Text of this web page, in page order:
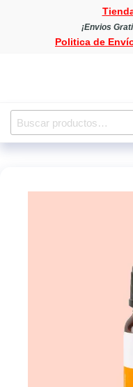
¡Envios
Politica de
en
México
México
Buscar
por: